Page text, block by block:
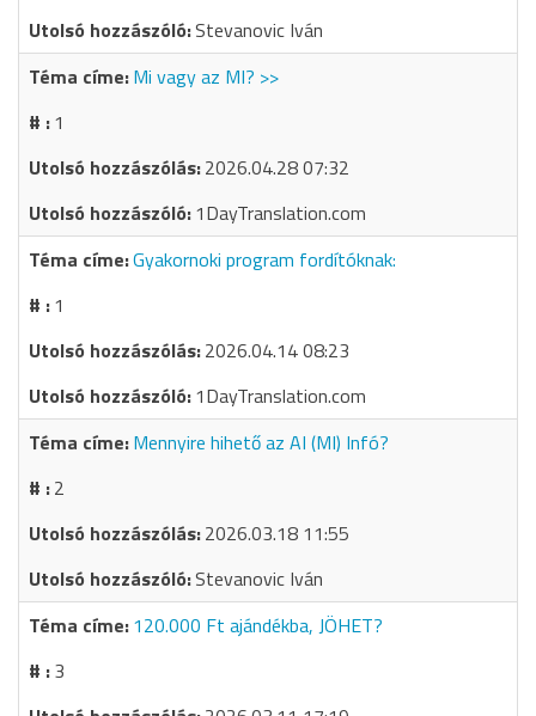
Stevanovic Iván
Mi vagy az MI? >>
1
2026.04.28 07:32
1DayTranslation.com
Gyakornoki program fordítóknak:
1
2026.04.14 08:23
1DayTranslation.com
Mennyire hihető az AI (MI) Infó?
2
2026.03.18 11:55
Stevanovic Iván
120.000 Ft ajándékba, JÖHET?
3